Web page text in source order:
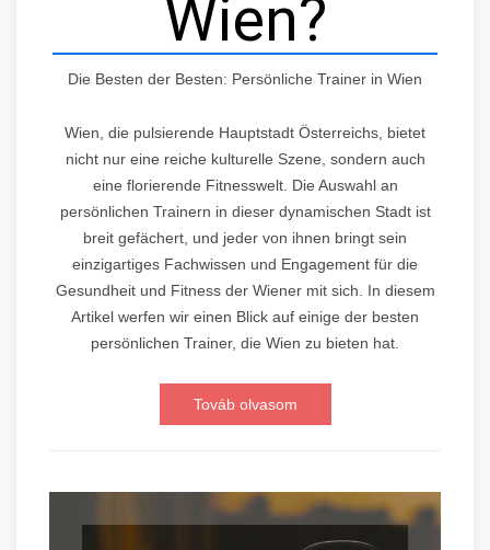
Wien?
Die Besten der Besten: Persönliche Trainer in Wien
Wien, die pulsierende Hauptstadt Österreichs, bietet
nicht nur eine reiche kulturelle Szene, sondern auch
eine florierende Fitnesswelt. Die Auswahl an
persönlichen Trainern in dieser dynamischen Stadt ist
breit gefächert, und jeder von ihnen bringt sein
einzigartiges Fachwissen und Engagement für die
Gesundheit und Fitness der Wiener mit sich. In diesem
Artikel werfen wir einen Blick auf einige der besten
persönlichen Trainer, die Wien zu bieten hat.
Továb olvasom